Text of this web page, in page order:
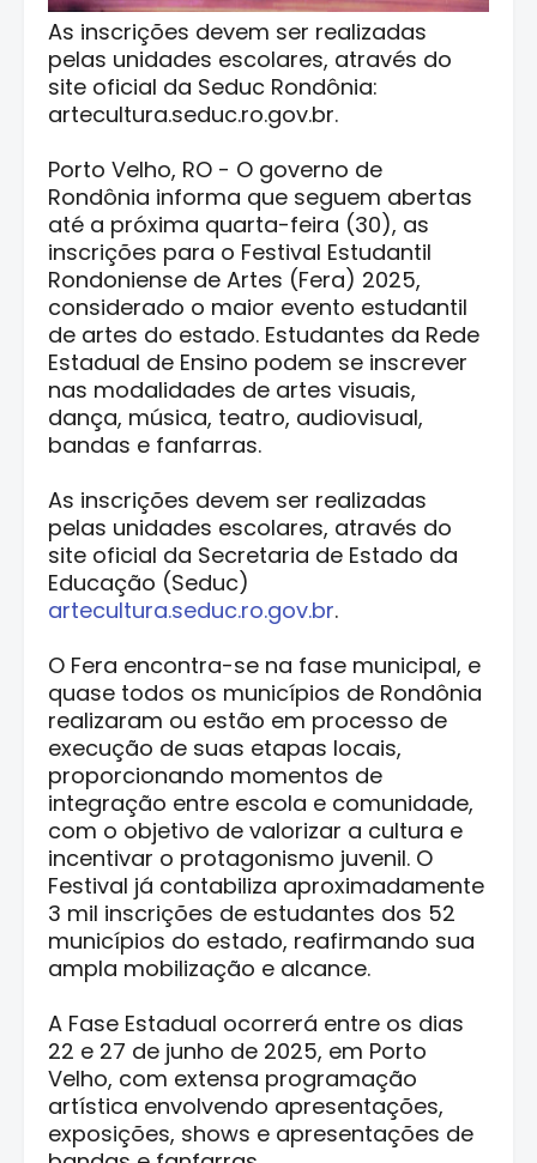
As inscrições devem ser realizadas
pelas unidades escolares, através do
site oficial da Seduc Rondônia:
artecultura.seduc.ro.gov.br.
Porto Velho, RO - O governo de
Rondônia informa que seguem abertas
até a próxima quarta-feira (30), as
inscrições para o Festival Estudantil
Rondoniense de Artes (Fera) 2025,
considerado o maior evento estudantil
de artes do estado. Estudantes da Rede
Estadual de Ensino podem se inscrever
nas modalidades de artes visuais,
dança, música, teatro, audiovisual,
bandas e fanfarras.
As inscrições devem ser realizadas
pelas unidades escolares, através do
site oficial da Secretaria de Estado da
Educação (Seduc)
artecultura.seduc.ro.gov.br.
O Fera encontra-se na fase municipal, e
quase todos os municípios de Rondônia
realizaram ou estão em processo de
execução de suas etapas locais,
proporcionando momentos de
integração entre escola e comunidade,
com o objetivo de valorizar a cultura e
incentivar o protagonismo juvenil. O
Festival já contabiliza aproximadamente
3 mil inscrições de estudantes dos 52
municípios do estado, reafirmando sua
ampla mobilização e alcance.
A Fase Estadual ocorrerá entre os dias
22 e 27 de junho de 2025, em Porto
Velho, com extensa programação
artística envolvendo apresentações,
exposições, shows e apresentações de